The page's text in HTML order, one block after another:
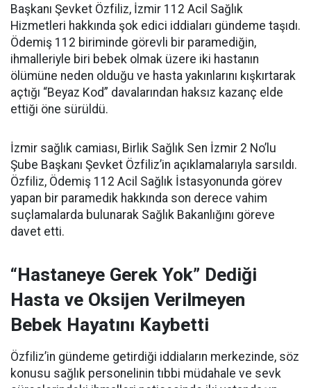
Başkanı Şevket Özfiliz, İzmir 112 Acil Sağlık
Hizmetleri hakkında şok edici iddiaları gündeme taşıdı.
Ödemiş 112 biriminde görevli bir paramediğin,
ihmalleriyle biri bebek olmak üzere iki hastanın
ölümüne neden olduğu ve hasta yakınlarını kışkırtarak
açtığı “Beyaz Kod” davalarından haksız kazanç elde
ettiği öne sürüldü.
İzmir sağlık camiası, Birlik Sağlık Sen İzmir 2 No’lu
Şube Başkanı Şevket Özfiliz’in açıklamalarıyla sarsıldı.
Özfiliz, Ödemiş 112 Acil Sağlık İstasyonunda görev
yapan bir paramedik hakkında son derece vahim
suçlamalarda bulunarak Sağlık Bakanlığını göreve
davet etti.
“Hastaneye Gerek Yok” Dediği
Hasta ve Oksijen Verilmeyen
Bebek Hayatını Kaybetti
Özfiliz’in gündeme getirdiği iddiaların merkezinde, söz
konusu sağlık personelinin tıbbi müdahale ve sevk